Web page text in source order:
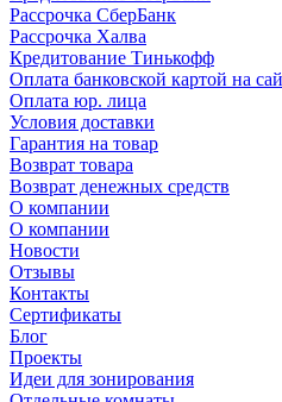
Рассрочка СберБанк
Рассрочка Халва
Кредитование Тинькофф
Оплата банковской картой на
Оплата юр. лица
Условия доставки
Гарантия на товар
Возврат товара
Возврат денежных средств
О компании
О компании
Новости
Отзывы
Контакты
Сертификаты
Блог
Проекты
Идеи для зонирования